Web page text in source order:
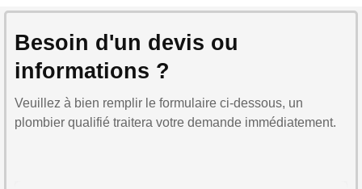
Besoin d'un devis ou
informations ?
Veuillez à bien remplir le formulaire ci-dessous, un
plombier qualifié traitera votre demande immédiatement.